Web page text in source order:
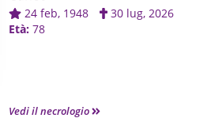
24 feb, 1948
30 lug, 2026
Età: 78
Vedi il necrologio